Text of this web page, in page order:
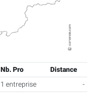
Nb. Pro
Distance
1 entreprise
-